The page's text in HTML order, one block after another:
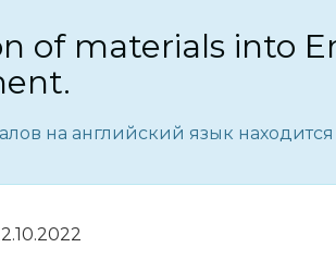
of materials into
на английский язык находится